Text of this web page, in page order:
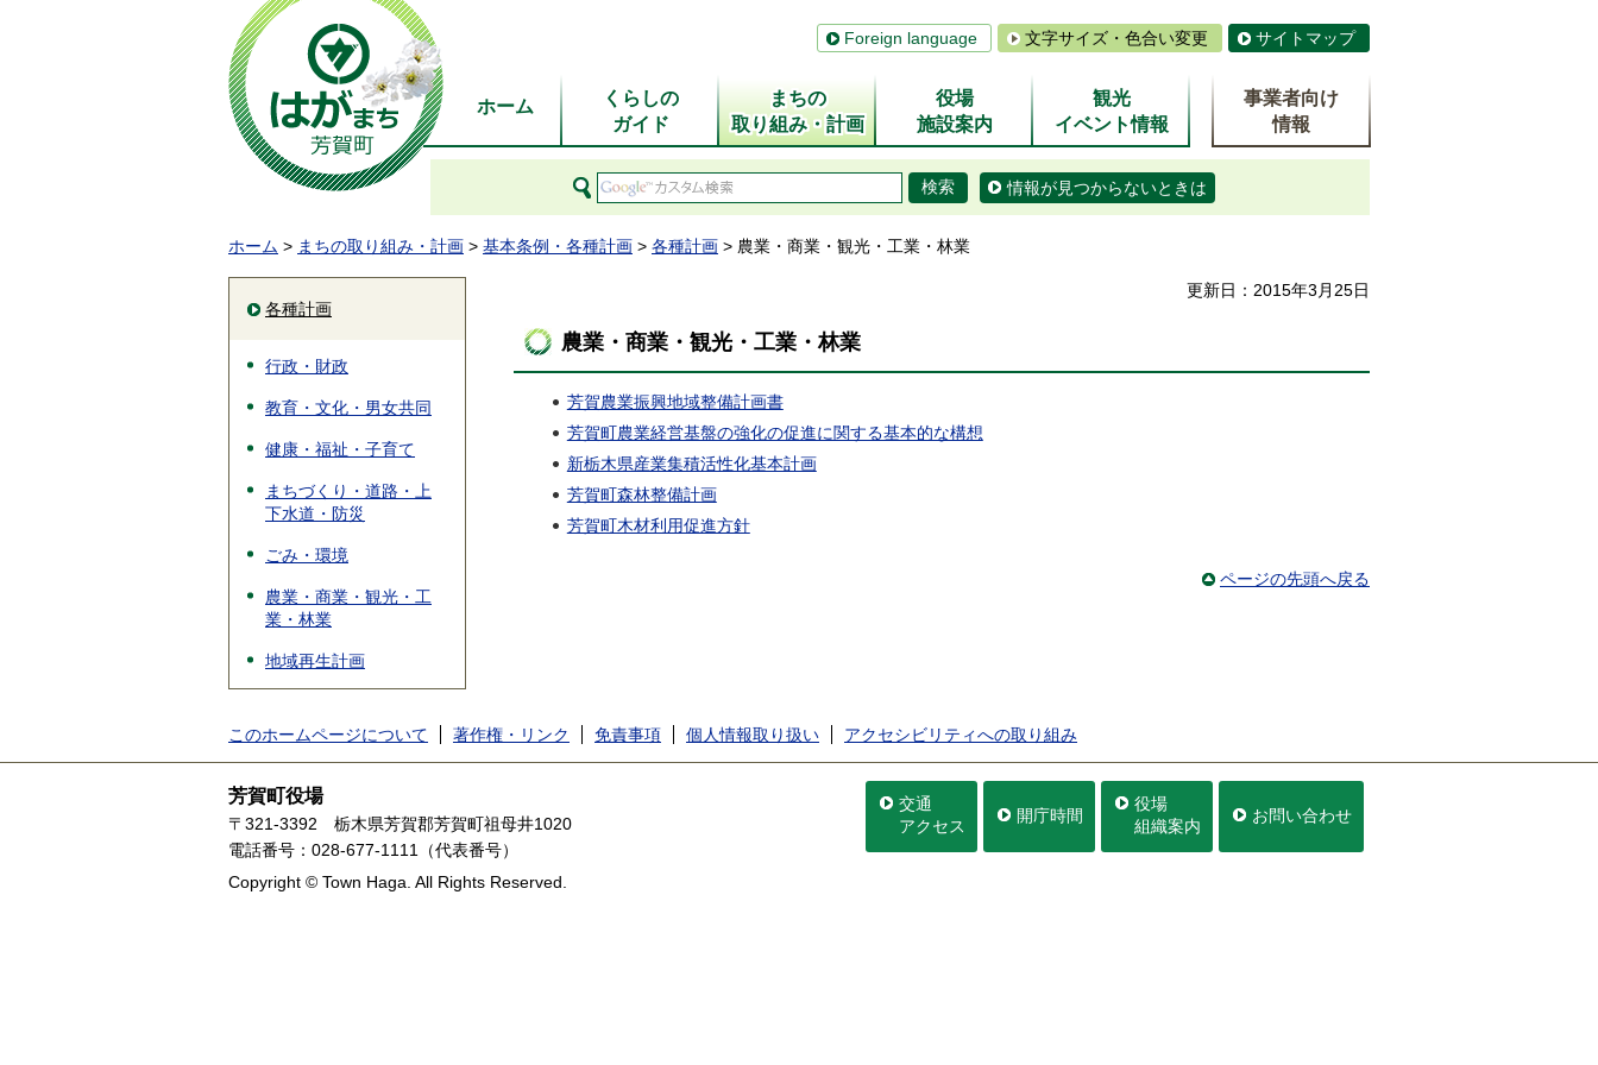
Foreign language 文字サイズ・色合い変更 サイトマップ
ホーム
くらしの
ガイド
まちの
取り組み・計画
役場
施設案内
観光
イベント情報
事業者向け
情報
情報が見つからないときは
ホーム > まちの取り組み・計画 > 基本条例・各種計画 > 各種計画 > 農業・商業・観光・工業・林業
各種計画
行政・財政
教育・文化・男女共同
健康・福祉・子育て
まちづくり・道路・上
下水道・防災
ごみ・環境
農業・商業・観光・工
業・林業
地域再生計画
更新日：2015年3月25日
農業・商業・観光・工業・林業
芳賀農業振興地域整備計画書
芳賀町農業経営基盤の強化の促進に関する基本的な構想
新栃木県産業集積活性化基本計画
芳賀町森林整備計画
芳賀町木材利用促進方針
ページの先頭へ戻る
このホームページについて 著作権・リンク 免責事項 個人情報取り扱い アクセシビリティへの取り組み
芳賀町役場
〒321-3392
栃木県芳賀郡芳賀町祖母井1020
電話番号：028-677-1111（代表番号）
交通
アクセス
開庁時間
役場
組織案内
お問い合わせ
Copyright © Town Haga. All Rights Reserved.